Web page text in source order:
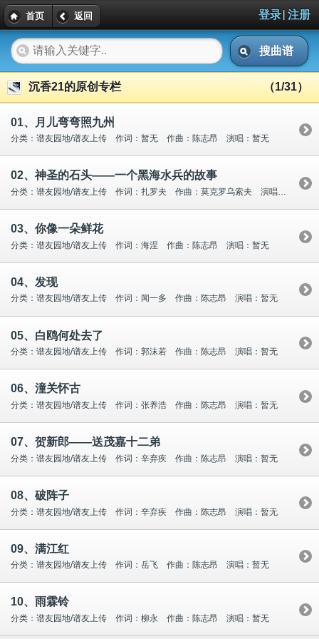
首页 返回 登录| 注册
搜曲谱
沉香21的原创专栏 （1/31）
01、月儿弯弯照九州
分类：谱友园地/谱友上传 作词：暂无 作曲：陈志昂 演唱：暂无
02、神圣的石头——一个黑海水兵的故事
分类：谱友园地/谱友上传 作词：扎罗夫 作曲：莫克罗乌索夫 演唱：暂无
03、你像一朵鲜花
分类：谱友园地/谱友上传 作词：海涅 作曲：陈志昂 演唱：暂无
04、发现
分类：谱友园地/谱友上传 作词：闻一多 作曲：陈志昂 演唱：暂无
05、白鸥何处去了
分类：谱友园地/谱友上传 作词：郭沫若 作曲：陈志昂 演唱：暂无
06、潼关怀古
分类：谱友园地/谱友上传 作词：张养浩 作曲：陈志昂 演唱：暂无
07、贺新郎——送茂嘉十二弟
分类：谱友园地/谱友上传 作词：辛弃疾 作曲：陈志昂 演唱：暂无
08、破阵子
分类：谱友园地/谱友上传 作词：辛弃疾 作曲：陈志昂 演唱：暂无
09、满江红
分类：谱友园地/谱友上传 作词：岳飞 作曲：陈志昂 演唱：暂无
10、雨霖铃
分类：谱友园地/谱友上传 作词：柳永 作曲：陈志昂 演唱：暂无